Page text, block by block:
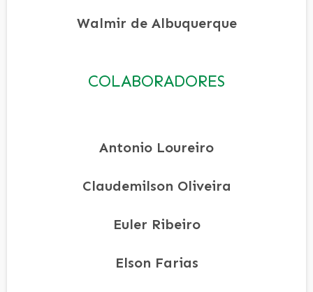
Walmir de Albuquerque
COLABORADORES
Antonio Loureiro
Claudemilson Oliveira
Euler Ribeiro
Elson Farias